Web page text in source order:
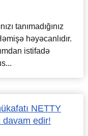
tanımadığınız
həyəcanlıdır.
istifadə
NETTY
davam edir!